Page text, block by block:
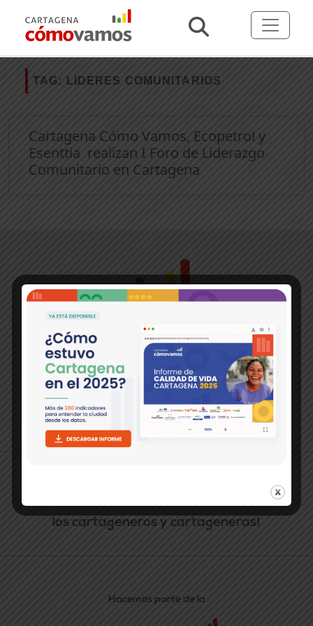
TAG: LIDERES COMUNITARIOS
Cartagena Cómo Vamos, Ecopetrol y
Esenttia realizan I Foro de Liderazgo
Comunitario en Cartagena
>Contáctanos:
Pie del Cerro, Cl. 30 No. 17-36
(Periódico El Universal) Cartagena, Colombia.
(5) 649 9090 EXT. 274
comunicaciones@cartagenacomovamos.org
Política de tratamiento de datos
cambios en la calidad de vida de
los cartageneros y cartageneras!
Hacemos parte de la